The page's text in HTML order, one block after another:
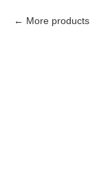
More products